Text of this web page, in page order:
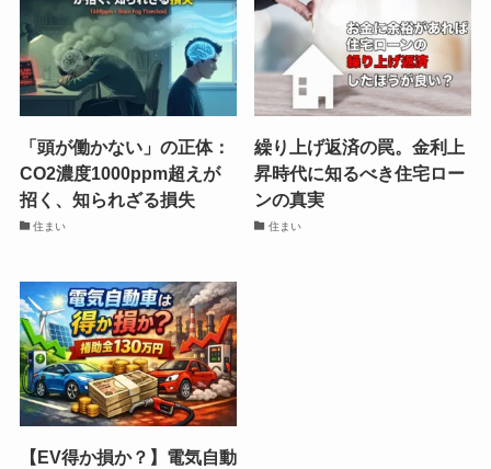
「頭が働かない」の正体：
CO2濃度1000ppm超えが
招く、知られざる損失
住まい
繰り上げ返済の罠。金利上
昇時代に知るべき住宅ロー
ンの真実
住まい
【EV得か損か？】電気自動